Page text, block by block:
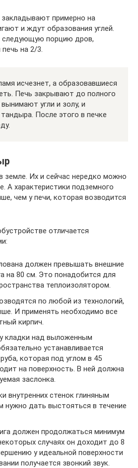
примерно на
и ждут образования углей.
порцию дров,
на 2/3.
исчезнет, а образовавшиеся
Печь закрывают до полного
угли и золу, и
После этого в печке
земле. Их и сейчас нередко можно
А характеристики подземного
чем у печи, которая возводится
отличается
должен превышать внешние
на 80 см. Это понадобится для
теплоизолятором.
по любой из технологий,
И применять необходимо все
кирпич.
кладки над выложенным
устанавливается
которая под углом в 45
на поверхность. В ней должна
заслонка.
внутренних стенок глиняным
нужно дать выстояться в течение
должен продолжаться минимум
случаях он доходит до 8
у идеальной поверхности
получается звонкий звук.